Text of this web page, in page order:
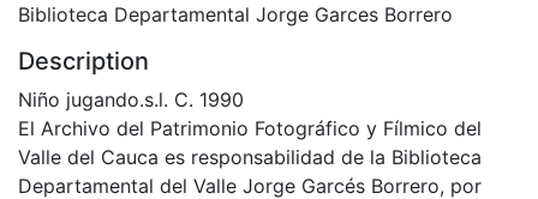
Biblioteca Departamental Jorge Garces Borrero
Description
Niño jugando.s.l. C. 1990
El Archivo del Patrimonio Fotográfico y Fílmico del
Valle del Cauca es responsabilidad de la Biblioteca
Departamental del Valle Jorge Garcés Borrero, por